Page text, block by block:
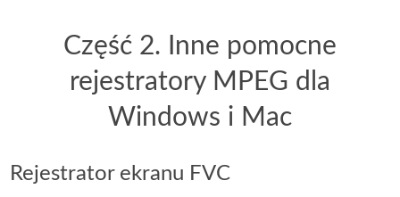
Część 2. Inne pomocne
rejestratory MPEG dla
Windows i Mac
Rejestrator ekranu FVC